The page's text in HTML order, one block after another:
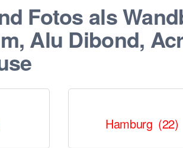
Fotos als
Alu Dibond,
Hamburg (22)